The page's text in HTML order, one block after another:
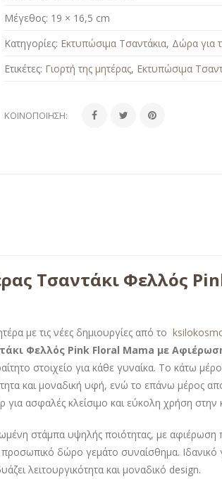
Μέγεθος: 19 × 16,5 cm
Κατηγορίες: Εκτυπώσιμα Τσαντάκια, Δώρα για
Ετικέτες: Γιορτή της μητέρας, Εκτυπώσιμα
ΚΟΙΝΟΠΟΊΗΣΗ:
Τσαντάκι Φελλός
με τις νέες δημιουργίες από το
Φελλός Pink Floral Mama με
στοιχείο για κάθε γυναίκα. Το κάτω
και μοναδική υφή, ενώ το επάνω μέρος
για ασφαλές κλείσιμο και εύκολη χρήση στην
στάμπα υψηλής ποιότητας, με
δώρο γεμάτο συναίσθημα. Ιδανικό
λειτουργικότητα και μοναδικό design.